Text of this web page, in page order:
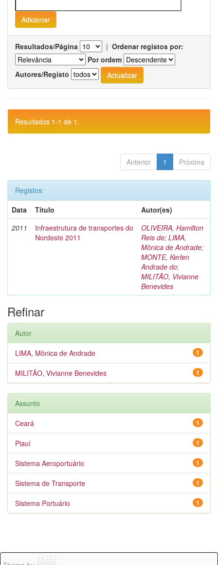
Resultados/Página | Ordenar registos por:
Por ordem
Autores/Registo
Resultados 1-1 de 1.
Anterior 1 Próxima
Registos:
Data
Título
Autor(es)
2011
Infraestrutura de transportes do
Nordeste 2011
OLIVEIRA, Hamilton
Reis de; LIMA,
Mônica de Andrade;
MONTE, Kerlen
Andrade do;
MILITÃO, Vivianne
Benevides
Refinar
Autor
1
LIMA, Mônica de Andrade
1
MILITÃO, Vivianne Benevides
Assunto
1
Ceará
1
Piauí
1
Sistema Aeroportuário
1
Sistema de Transporte
1
Sistema Portuário